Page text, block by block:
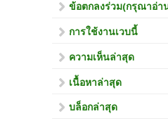
ข้อตกลงร่วม(กรุณาอ่า
การใช้งานเวบนี้
ความเห็นล่าสุด
เนื้อหาล่าสุด
บล็อกล่าสุด